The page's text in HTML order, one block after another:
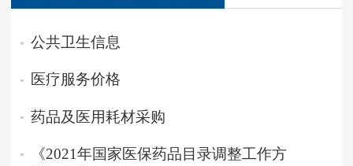
公共卫生信息
医疗服务价格
药品及医用耗材采购
《2021年国家医保药品目录调整工作方